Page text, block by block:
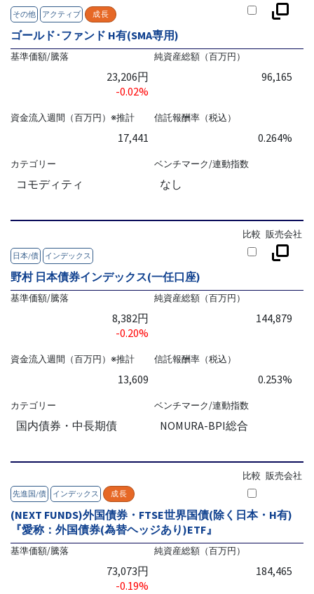
その他 アクティブ 成長
ゴールド･ファンド H有(SMA専用)
基準価額/騰落
23,206円
-0.02%
純資産総額（百万円）
96,165
資金流入週間（百万円）※推計
17,441
信託報酬率（税込）
0.264%
カテゴリー
コモディティ
ベンチマーク/連動指数
なし
日本/債 インデックス
比較 販売会社
野村 日本債券インデックス(一任口座)
基準価額/騰落
8,382円
-0.20%
純資産総額（百万円）
144,879
資金流入週間（百万円）※推計
13,609
信託報酬率（税込）
0.253%
カテゴリー
国内債券・中長期債
ベンチマーク/連動指数
NOMURA-BPI総合
先進国/債 インデックス 成長
比較 販売会社
(NEXT FUNDS)外国債券・FTSE世界国債(除く日本・H有)
『愛称：外国債券(為替ヘッジあり)ETF』
基準価額/騰落
73,073円
-0.19%
純資産総額（百万円）
184,465